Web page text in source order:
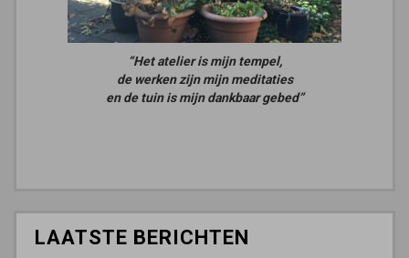
“Het atelier is mijn tempel,
de werken zijn mijn meditaties
en de tuin is mijn dankbaar gebed”
LAATSTE BERICHTEN